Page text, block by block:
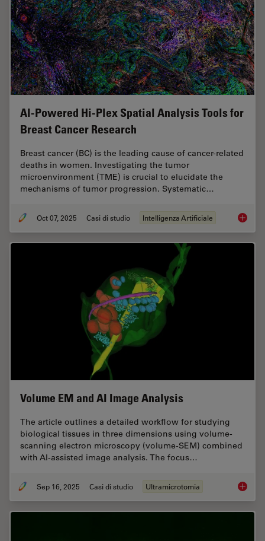
AI-Powered Hi-Plex Spatial Analysis Tools for
Breast Cancer Research
Breast cancer (BC) is the leading cause of cancer-related
deaths in women. Investigating the tumor
microenvironment (TME) is crucial to elucidate the
mechanisms of tumor progression. Systematic…
Oct 07, 2025 Casi di studio Intelligenza Artificiale AI-
Volume EM and AI Image Analysis
The article outlines a detailed workflow for studying
biological tissues in three dimensions using volume-
scanning electron microscopy (volume-SEM) combined
with AI-assisted image analysis. The focus…
Sep 16, 2025 Casi di studio Ultramicrotomia Volume